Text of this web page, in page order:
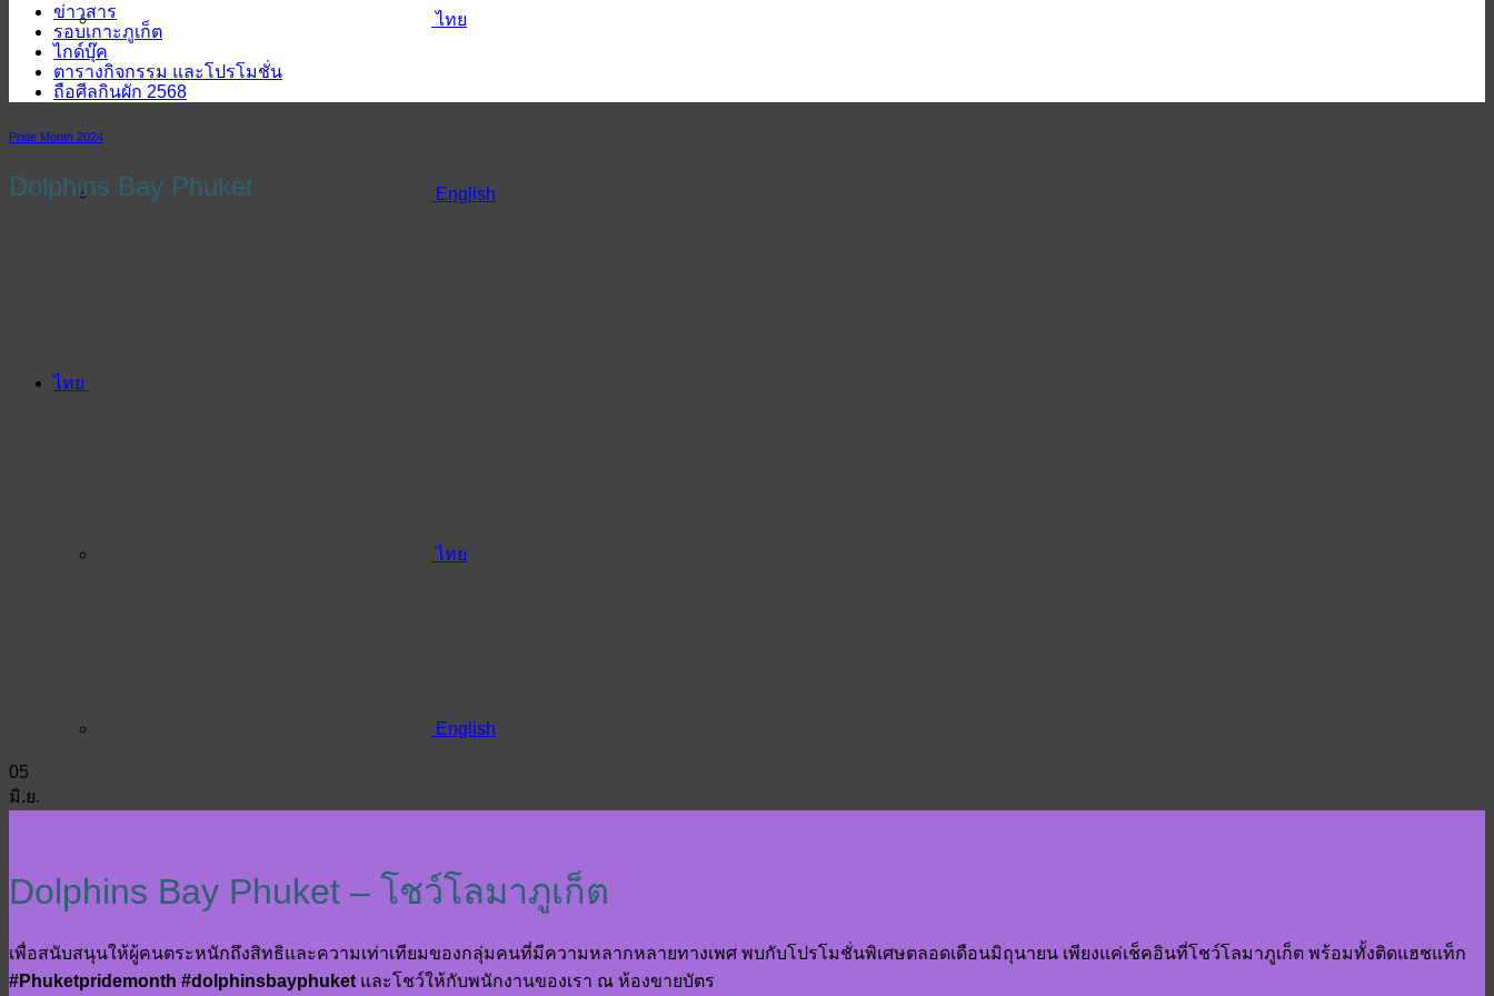
ไทย
English
ไทย
ไทย
English
ข่าวสาร
รอบเกาะภูเก็ต
ไกด์บุ๊ค
ตารางกิจกรรม และโปรโมชั่น
ถือศีลกินผัก 2568
Pride Month 2024
Dolphins Bay Phuket
05
มิ.ย.
Dolphins Bay Phuket – โชว์โลมาภูเก็ต
เพื่อสนับสนุนให้ผู้คนตระหนักถึงสิทธิและความเท่าเทียมของกลุ่มคนที่มีความหลากหลายทางเพศ พบกับโปรโมชั่นพิเศษตลอดเดือนมิถุนายน เพียงแค่เช็คอินที่โชว์โลมาภูเก็ต พร้อมทั้งติดแฮชแท็ก
#Phuketpridemonth #dolphinsbayphuket และโชว์ให้กับพนักงานของเรา ณ ห้องขายบัตร